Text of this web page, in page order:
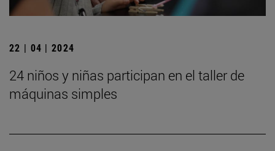
22 | 04 | 2024
24 niños y niñas participan en el taller de
máquinas simples